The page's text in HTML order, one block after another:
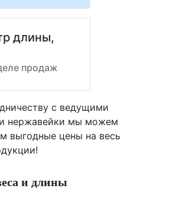
длины,
продаж
с ведущими
нержавейки мы можем
выгодные цены на весь
и длины